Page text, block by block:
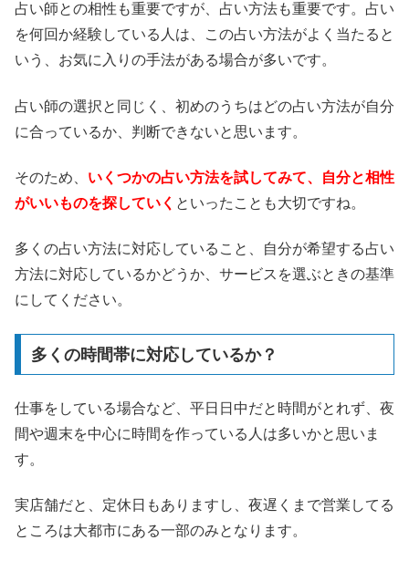
占い師との相性も重要ですが、占い方法も重要です。占い
を何回か経験している人は、この占い方法がよく当たると
いう、お気に入りの手法がある場合が多いです。
占い師の選択と同じく、初めのうちはどの占い方法が自分
に合っているか、判断できないと思います。
そのため、 いくつかの占い方法を試してみて、自分と相性
がいいものを探していく といったことも大切ですね。
多くの占い方法に対応していること、自分が希望する占い
方法に対応しているかどうか、サービスを選ぶときの基準
にしてください。
多くの時間帯に対応しているか？
仕事をしている場合など、平日日中だと時間がとれず、夜
間や週末を中心に時間を作っている人は多いかと思いま
す。
実店舗だと、定休日もありますし、夜遅くまで営業してる
ところは大都市にある一部のみとなります。